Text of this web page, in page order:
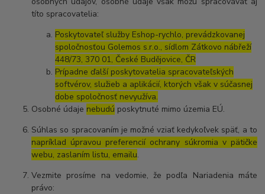
títo spracovatelia:
Poskytovateľ služby Eshop-rychlo, prevádzkovanej
spoločnosťou Golemos s.r.o., sídlom Zátkovo nábřeží
448/73, 370 01, České Budějovice, ČR
Prípadne ďalší poskytovatelia spracovateľských
softvérov, služieb a aplikácií, ktorých však v súčasnej
dobe spoločnosť nevyužíva.
Osobné údaje nebudú poskytnuté mimo územia EÚ.
Súhlas so spracovaním je možné vziať kedykoľvek späť, a to
napríklad úpravou preferencií ochrany súkromia v pätičke
webu, zaslaním listu, emailu.
Vezmite prosíme na vedomie, že podľa Nariadenia máte
právo: